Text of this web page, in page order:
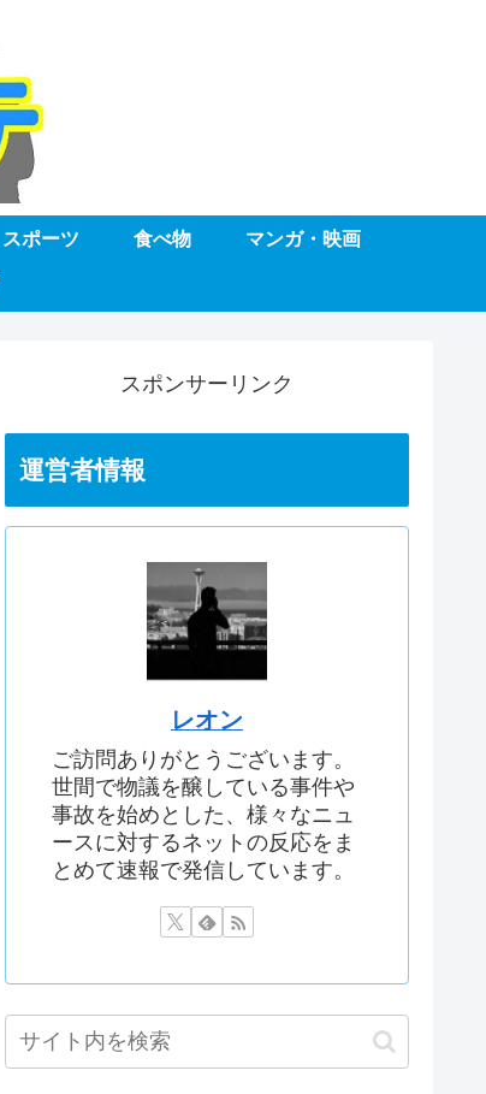
スポーツ 食べ物 マンガ・映画
スポンサーリンク
運営者情報
レオン
ご訪問ありがとうございます。
世間で物議を醸している事件や
事故を始めとした、様々なニュ
ースに対するネットの反応をま
とめて速報で発信しています。